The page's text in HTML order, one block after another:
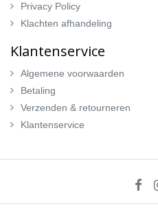
Privacy Policy
Klachten afhandeling
Klantenservice
Algemene voorwaarden
Betaling
Verzenden & retourneren
Klantenservice